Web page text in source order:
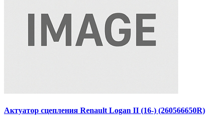
Актуатор сцепления Renault Logan II (16-) (260566650R)